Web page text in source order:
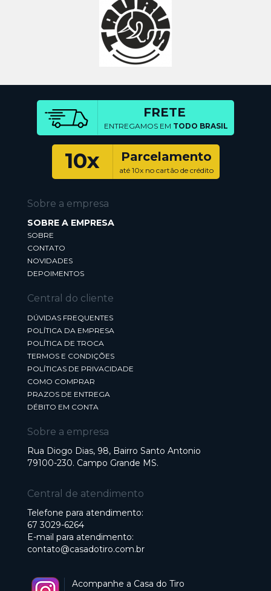
FRETE
ENTREGAMOS EM TODO BRASIL
10x Parcelamento
até 10x no cartão de crédito
Sobre a empresa
SOBRE A EMPRESA
SOBRE
CONTATO
NOVIDADES
DEPOIMENTOS
Central do cliente
DÚVIDAS FREQUENTES
POLÍTICA DA EMPRESA
POLÍTICA DE TROCA
TERMOS E CONDIÇÕES
POLÍTICAS DE PRIVACIDADE
COMO COMPRAR
PRAZOS DE ENTREGA
DÉBITO EM CONTA
Sobre a empresa
Rua Diogo Dias, 98, Bairro Santo Antonio
79100-230. Campo Grande MS.
Central de atendimento
Telefone para atendimento:
67 3029-6264
E-mail para atendimento:
contato@casadotiro.com.br
Acompanhe a Casa do Tiro